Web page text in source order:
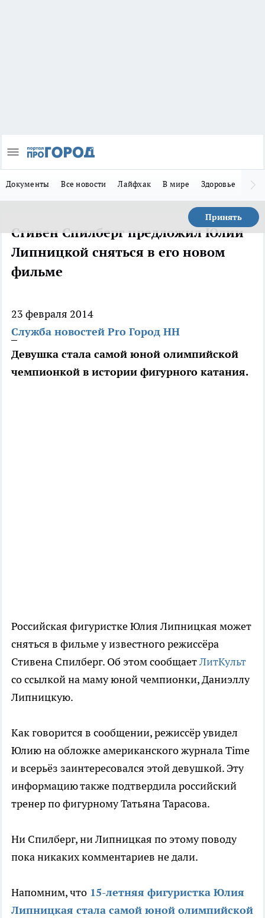
Документы Все новости Лайфхак В мире Здоровье
Принять
Стивен Спилберг предложил Юлии
Липницкой сняться в его новом
фильме
23 февраля 2014
Служба новостей Pro Город НН
Девушка стала самой юной олимпийской
чемпионкой в истории фигурного катания.
Российская фигуристке Юлия Липницкая может
сняться в фильме у известного режиссёра
Стивена Спилберг. Об этом сообщаетЛитКульт
со ссылкой на маму юной чемпионки, Даниэллу
Липницкую.
Как говорится в сообщении, режиссёр увидел
Юлию на обложке американского журнала Time
и всерьёз заинтересовался этой девушкой. Эту
информацию также подтвердила российский
тренер по фигурному Татьяна Тарасова.
Ни Спилберг, ни Липницкая по этому поводу
пока никаких комментариев не дали.
Напомним, что 15-летняя фигуристка Юлия
Липницкая стала самой юной олимпийской